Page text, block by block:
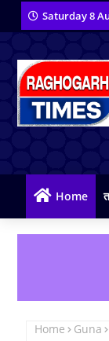
Saturday 8
Home
Home Guna